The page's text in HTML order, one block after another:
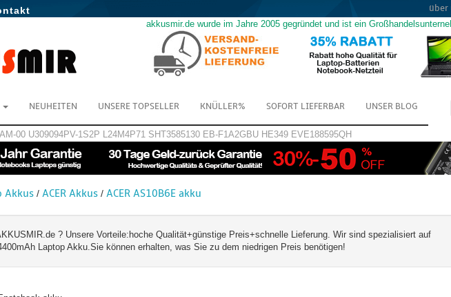
über
akkusmir.de wurde im Jahre 2005 gegründet und ist ein
NEUHEITEN UNSERE TOPSELLER KNÜLLER% SOFORT LIEFERBAR UNSER BLOG
00 U309094PV-1S2P L24M4P71 SHT3585130 EB-F1A2GBU HE349 EVE188595QH
Akkus/ ACER Akkus/ ACER AS10B6E akku
? Unsere Vorteile:hoche Qualität+günstige Preis+schnelle Lieferung. Wir sind spezialisiert auf
Laptop Akku.Sie können erhalten, was Sie zu dem niedrigen Preis benötigen!